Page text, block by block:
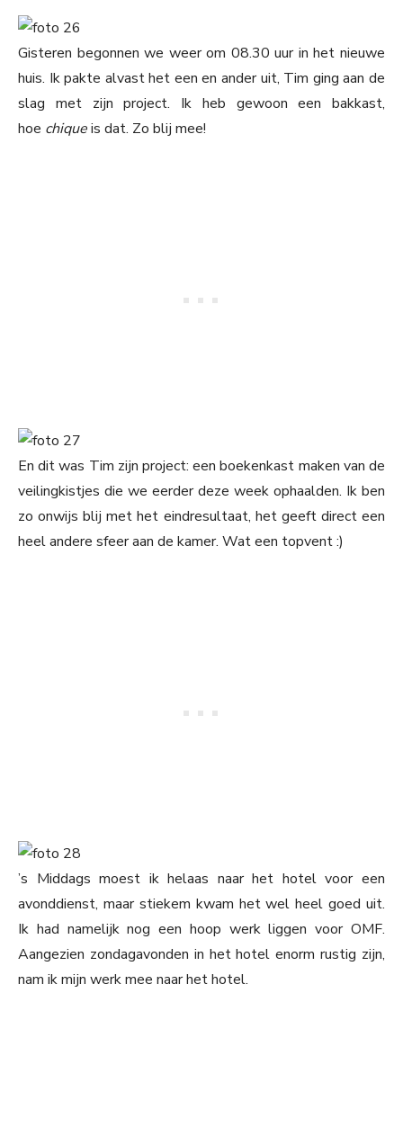
Gisteren begonnen we weer om 08.30 uur in het nieuwe
huis. Ik pakte alvast het een en ander uit, Tim ging aan de
slag met zijn project. Ik heb gewoon een bakkast,
hoe chiqueis dat. Zo blij mee!
En dit was Tim zijn project: een boekenkast maken van de
veilingkistjes die we eerder deze week ophaalden. Ik ben
zo onwijs blij met het eindresultaat, het geeft direct een
heel andere sfeer aan de kamer. Wat een topvent :)
’s Middags moest ik helaas naar het hotel voor een
avonddienst, maar stiekem kwam het wel heel goed uit.
Ik had namelijk nog een hoop werk liggen voor OMF.
Aangezien zondagavonden in het hotel enorm rustig zijn,
nam ik mijn werk mee naar het hotel.